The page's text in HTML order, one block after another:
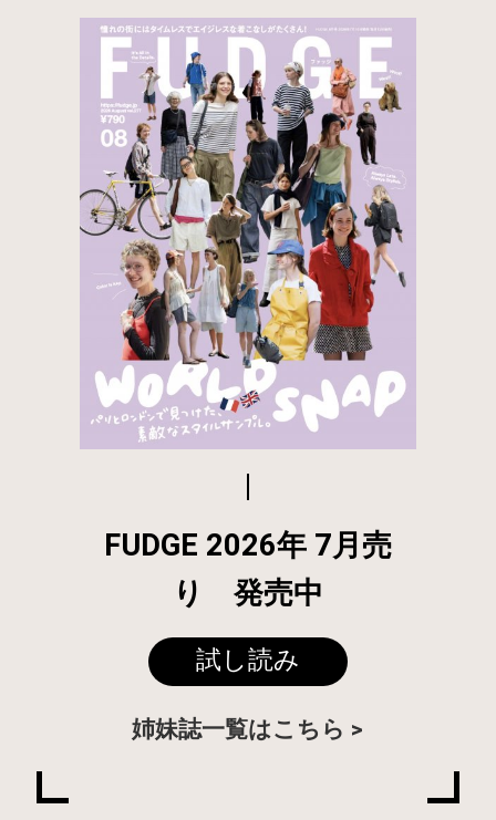
FUDGE 2026年 7月売
り 発売中
試し読み
姉妹誌一覧はこちら